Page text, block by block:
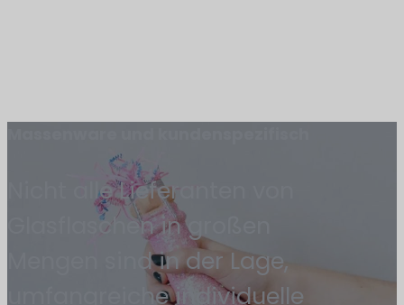
Nicht alle Lieferanten von
Glasflaschen in großen
Mengen sind in der Lage,
umfangreiche individuelle